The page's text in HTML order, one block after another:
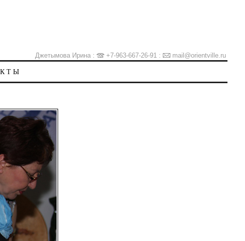
Джетымова Ирина : +7-963-667-26-91 : mail@orientville.ru